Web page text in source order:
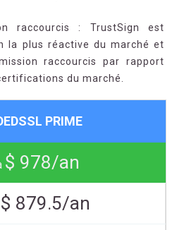
raccourcis : TrustSign est
la plus réactive du marché et
raccourcis par rapport
du marché.
PRIME
$ 978/an
$ 879.5/an